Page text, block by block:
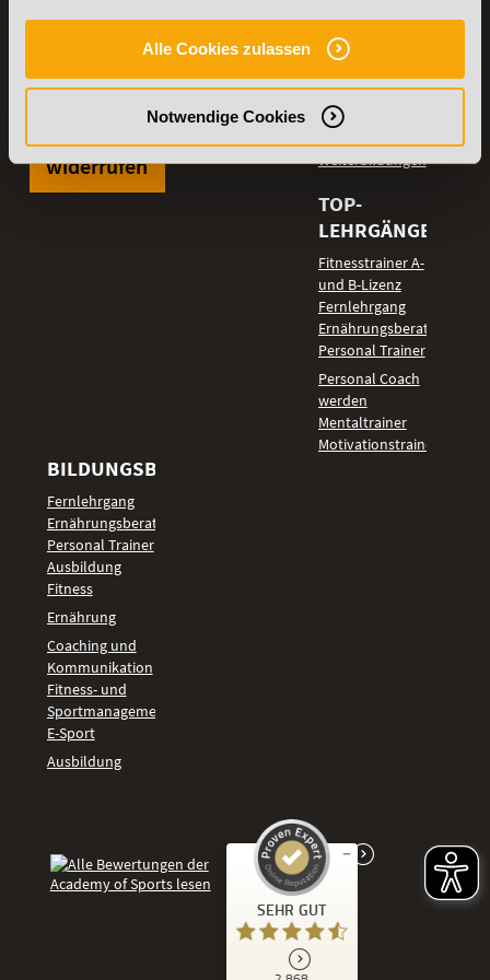
Alle Cookies zulassen
Notwendige Cookies
Erreichbarkeit:
Montag bis Donnerstag: 8:00 - 19:00 Uhr
Samstag: 9:00 - 15:00 Uhr
Vertrag
widerrufen
Partnerprogramm
der Academy of
Sports
Stellenangebote
Lexikon
Weiterbildungen
TOP-
LEHRGÄNGE
Fitnesstrainer A-
und B-Lizenz
Fernlehrgang
Ernährungsberater
Personal Trainer
Personal Coach
werden
Mentaltrainer
Motivationstrainer
BILDUNGSBEREICHE
Fernlehrgang
Ernährungsberater
Personal Trainer
Ausbildung
Fitness
Ernährung
Coaching und
Kommunikation
Fitness- und
Sportmanagement
E-Sport
Ausbildung
SEHR GUT
Kundenbewertungen und Erfahrungen zu
Academy of Sports